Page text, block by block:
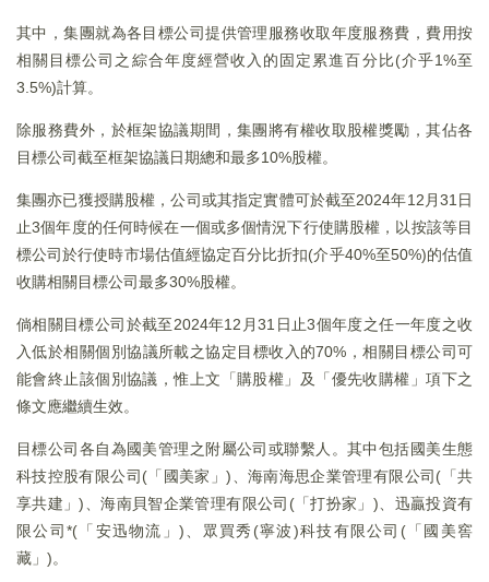
其中，集團就為各目標公司提供管理服務收取年度服務費，費用按
相關目標公司之綜合年度經營收入的固定累進百分比(介乎1%至
3.5%)計算。
除服務費外，於框架協議期間，集團將有權收取股權獎勵，其佔各
目標公司截至框架協議日期總和最多10%股權。
集團亦已獲授購股權，公司或其指定實體可於截至2024年12月31日
止3個年度的任何時候在一個或多個情況下行使購股權，以按該等目
標公司於行使時市場估值經協定百分比折扣(介乎40%至50%)的估值
收購相關目標公司最多30%股權。
倘相關目標公司於截至2024年12月31日止3個年度之任一年度之收
入低於相關個別協議所載之協定目標收入的70%，相關目標公司可
能會終止該個別協議，惟上文「購股權」及「優先收購權」項下之
條文應繼續生效。
目標公司各自為國美管理之附屬公司或聯繫人。其中包括國美生態
科技控股有限公司(「國美家」)、海南海思企業管理有限公司(「共
享共建」)、海南貝智企業管理有限公司(「打扮家」)、迅贏投資有
限公司*(「安迅物流」)、眾買秀(寧波)科技有限公司(「國美窖
藏」)。